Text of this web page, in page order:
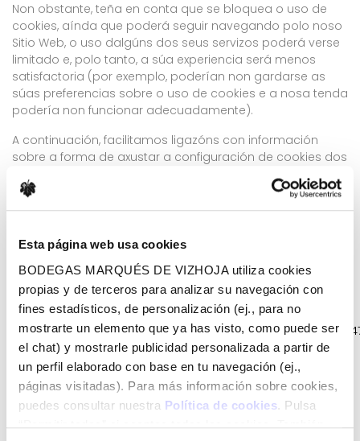
Esta página web usa cookies
BODEGAS MARQUÉS DE VIZHOJA utiliza cookies
propias y de terceros para analizar su navegación con
fines estadísticos, de personalización (ej., para no
mostrarte un elemento que ya has visto, como puede ser
el chat) y mostrarle publicidad personalizada a partir de
un perfil elaborado con base en tu navegación (ej.,
páginas visitadas). Para más información sobre cookies,
puedes consultar nuestra Política de cookies. Pulsa
Non obstante, teña en conta que se bloquea o uso de
cookies, aínda que poderá seguir navegando polo noso
Sitio Web, o uso dalgúns dos seus servizos poderá verse
limitado e, polo tanto, a súa experiencia será menos
satisfactoria (por exemplo, poderían non gardarse as
súas preferencias sobre o uso de cookies e a nosa tenda
podería non funcionar adecuadamente).
A continuación, facilitamos ligazóns con información
sobre a forma de axustar a configuración de cookies dos
https://support.microsoft.com/es-
cookies
b) Firefox:https://support.mozilla.org/es/kb/habilitar-y-
deshabilitar-cookies-sitios-web-rastrear-preferencias
c)
Chrome:https://support.google.com/chrome/answer/
co=GENIE.Platform=Des ktop&hl=es
d) Safari:
https://support.apple.com/es-
es/guide/safari/sfri11471/mac(para
iOS:https://support.apple.com/es-es/HT201265 ).